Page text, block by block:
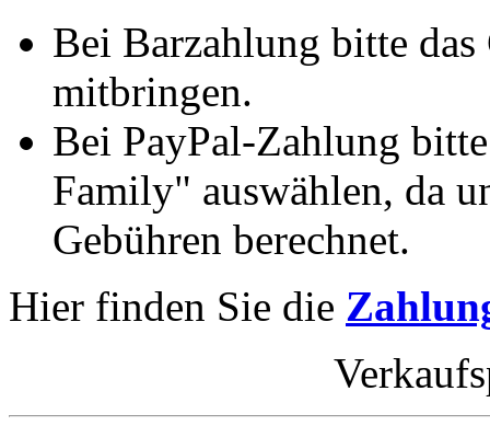
Bei Barzahlung bitte
mitbringen.
Bei PayPal-Zahlung
Family" auswählen, da
Gebühren berechnet.
Hier finden Sie die